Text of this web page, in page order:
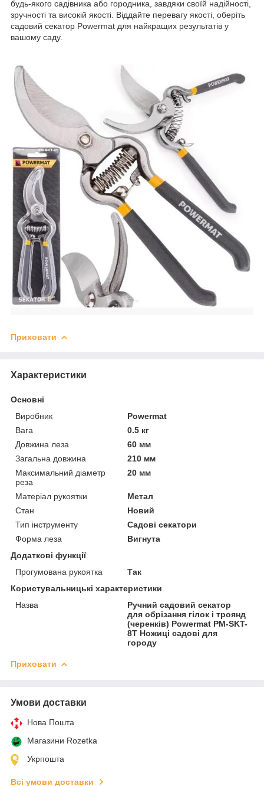
будь-якого садівника або городника, завдяки своїй надійності,
зручності та високій якості. Віддайте перевагу якості, оберіть
садовий секатор Powermat для найкращих результатів у
вашому саду.
Приховати
Характеристики
Основні
Виробник
Powermat
Вага
0.5 кг
Довжина леза
60 мм
Загальна довжина
210 мм
Максимальний діаметр
реза
20 мм
Матеріал рукоятки
Метал
Стан
Новий
Тип інструменту
Садові секатори
Форма леза
Вигнута
Додаткові функції
Прогумована рукоятка
Так
Користувальницькі характеристики
Назва
Ручний садовий секатор
для обрізання гілок і троянд
(черенків) Powermat PM-SKT-
8T Ножиці садові для
городу
Приховати
Умови доставки
Нова Пошта
Магазини Rozetka
Укрпошта
Всі умови доставки